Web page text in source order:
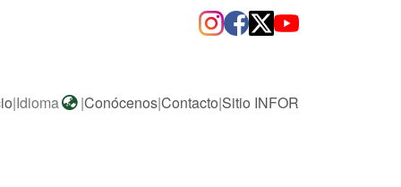
|Idioma |Conócenos|Contacto|Sitio INFOR